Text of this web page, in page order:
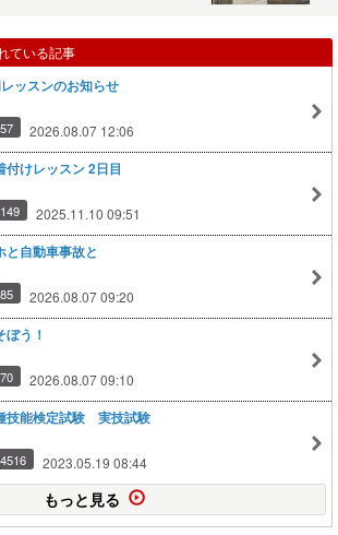
ている記事
ッスンのお知らせ
2026.08.07 12:06
付けレッスン 2日目
2025.11.10 09:51
と自動車事故と
2026.08.07 09:20
う！
2026.08.07 09:10
技能検定試験 実技試験
2023.05.19 08:44
もっと見る